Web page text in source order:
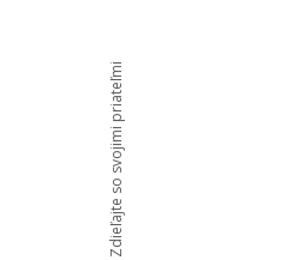
Zdieľajte so svojimi priateľmi